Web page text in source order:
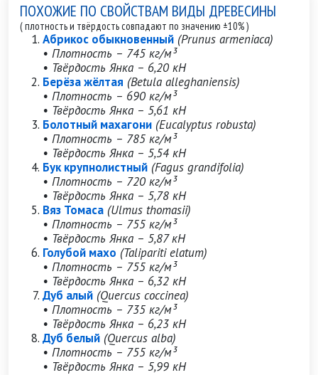
ПОХОЖИЕ ПО СВОЙСТВАМ ВИДЫ ДРЕВЕСИНЫ
( плотность и твёрдость совпадают по значению ±10% )
Абрикос обыкновенный (Prunus armeniaca)
• Плотность – 745 кг/м³
• Твёрдость Янка – 6,20 кН
Берёза жёлтая (Betula alleghaniensis)
• Плотность – 690 кг/м³
• Твёрдость Янка – 5,61 кН
Болотный махагони (Eucalyptus robusta)
• Плотность – 785 кг/м³
• Твёрдость Янка – 5,54 кН
Бук крупнолистный (Fagus grandifolia)
• Плотность – 720 кг/м³
• Твёрдость Янка – 5,78 кН
Вяз Томаса (Ulmus thomasii)
• Плотность – 755 кг/м³
• Твёрдость Янка – 5,87 кН
Голубой махо (Talipariti elatum)
• Плотность – 755 кг/м³
• Твёрдость Янка – 6,32 кН
Дуб алый (Quercus coccinea)
• Плотность – 735 кг/м³
• Твёрдость Янка – 6,23 кН
Дуб белый (Quercus alba)
• Плотность – 755 кг/м³
• Твёрдость Янка – 5,99 кН